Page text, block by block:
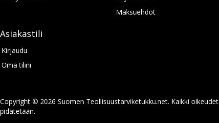
Maksuehdot
Asiakastili
Kirjaudu
Oma tilini
Copyright © 2026 Suomen Teollisuustarviketukku.net. Kaikki oikeudet
pidätetään.